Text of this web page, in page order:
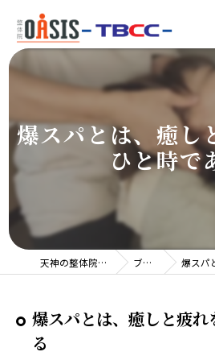
爆スパとは、癒し
ひと時で
天神の整体院TBCC ブログ 爆スパと
爆スパとは、癒しと疲
る